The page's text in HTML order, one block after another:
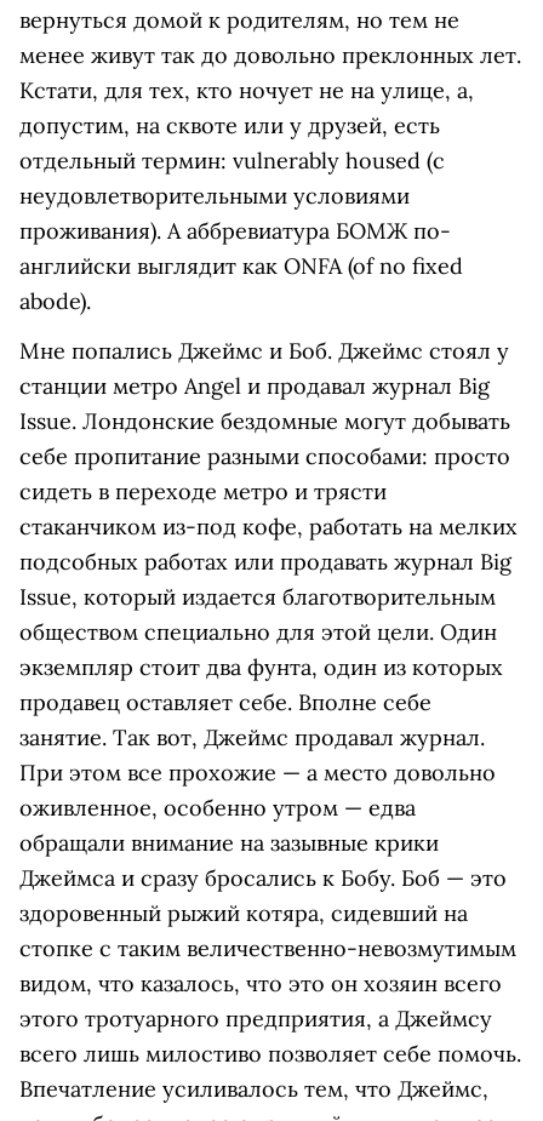
вернуться домой к родителям, но тем не
менее живут так до довольно преклонных лет.
Кстати, для тех, кто ночует не на улице, а,
допустим, на сквоте или у друзей, есть
отдельный термин: vulnerably housed (с
неудовлетворительными условиями
проживания). А аббревиатура БОМЖ по-
английски выглядит как ONFA (of no fixed
abode).
Мне попались Джеймс и Боб. Джеймс стоял у
станции метро Angel и продавал журнал Big
Issue. Лондонские бездомные могут добывать
себе пропитание разными способами: просто
сидеть в переходе метро и трясти
стаканчиком из-под кофе, работать на мелких
подсобных работах или продавать журнал Big
Issue, который издается благотворительным
обществом специально для этой цели. Один
экземпляр стоит два фунта, один из которых
продавец оставляет себе. Вполне себе
занятие. Так вот, Джеймс продавал журнал.
При этом все прохожие — а место довольно
оживленное, особенно утром — едва
обращали внимание на зазывные крики
Джеймса и сразу бросались к Бобу. Боб — это
здоровенный рыжий котяра, сидевший на
стопке с таким величественно-невозмутимым
видом, что казалось, что это он хозяин всего
этого тротуарного предприятия, а Джеймсу
всего лишь милостиво позволяет себе помочь.
Впечатление усиливалось тем, что Джеймс,